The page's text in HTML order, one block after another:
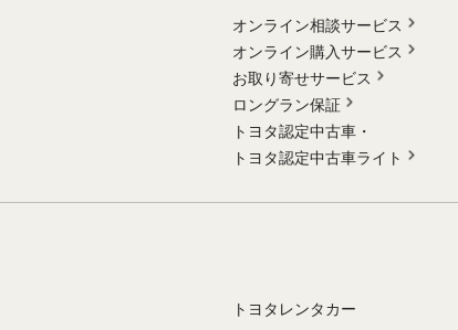
オンライン相談サービス
オンライン購入サービス
お取り寄せサービス
ロングラン保証
トヨタ認定中古車・
トヨタ認定中古車ライト
トヨタレンタカー